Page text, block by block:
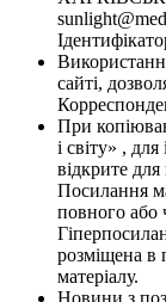
сайті,
При
і світу» ,
відкрите
Посилання
повного або
розміщена в
матеріалу.
Новини з